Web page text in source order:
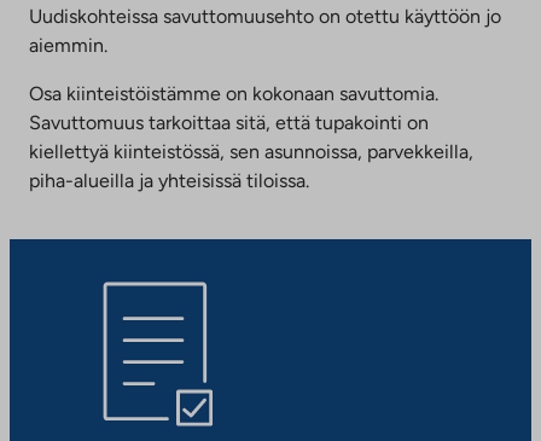
Uudiskohteissa savuttomuusehto on otettu käyttöön jo
aiemmin.
Osa kiinteistöistämme on kokonaan savuttomia.
Savuttomuus tarkoittaa sitä, että tupakointi on
kiellettyä kiinteistössä, sen asunnoissa, parvekkeilla,
piha-alueilla ja yhteisissä tiloissa.